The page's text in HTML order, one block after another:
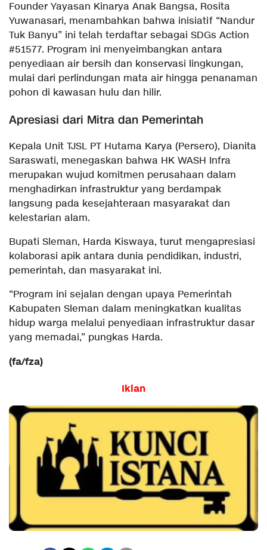
Founder Yayasan Kinarya Anak Bangsa, Rosita
Yuwanasari, menambahkan bahwa inisiatif “Nandur
Tuk Banyu” ini telah terdaftar sebagai SDGs Action
#51577. Program ini menyeimbangkan antara
penyediaan air bersih dan konservasi lingkungan,
mulai dari perlindungan mata air hingga penanaman
pohon di kawasan hulu dan hilir.
Apresiasi dari Mitra dan Pemerintah
Kepala Unit TJSL PT Hutama Karya (Persero), Dianita
Saraswati, menegaskan bahwa HK WASH Infra
merupakan wujud komitmen perusahaan dalam
menghadirkan infrastruktur yang berdampak
langsung pada kesejahteraan masyarakat dan
kelestarian alam.
Bupati Sleman, Harda Kiswaya, turut mengapresiasi
kolaborasi apik antara dunia pendidikan, industri,
pemerintah, dan masyarakat ini.
“Program ini sejalan dengan upaya Pemerintah
Kabupaten Sleman dalam meningkatkan kualitas
hidup warga melalui penyediaan infrastruktur dasar
yang memadai,” pungkas Harda.
(fa/fza)
Iklan